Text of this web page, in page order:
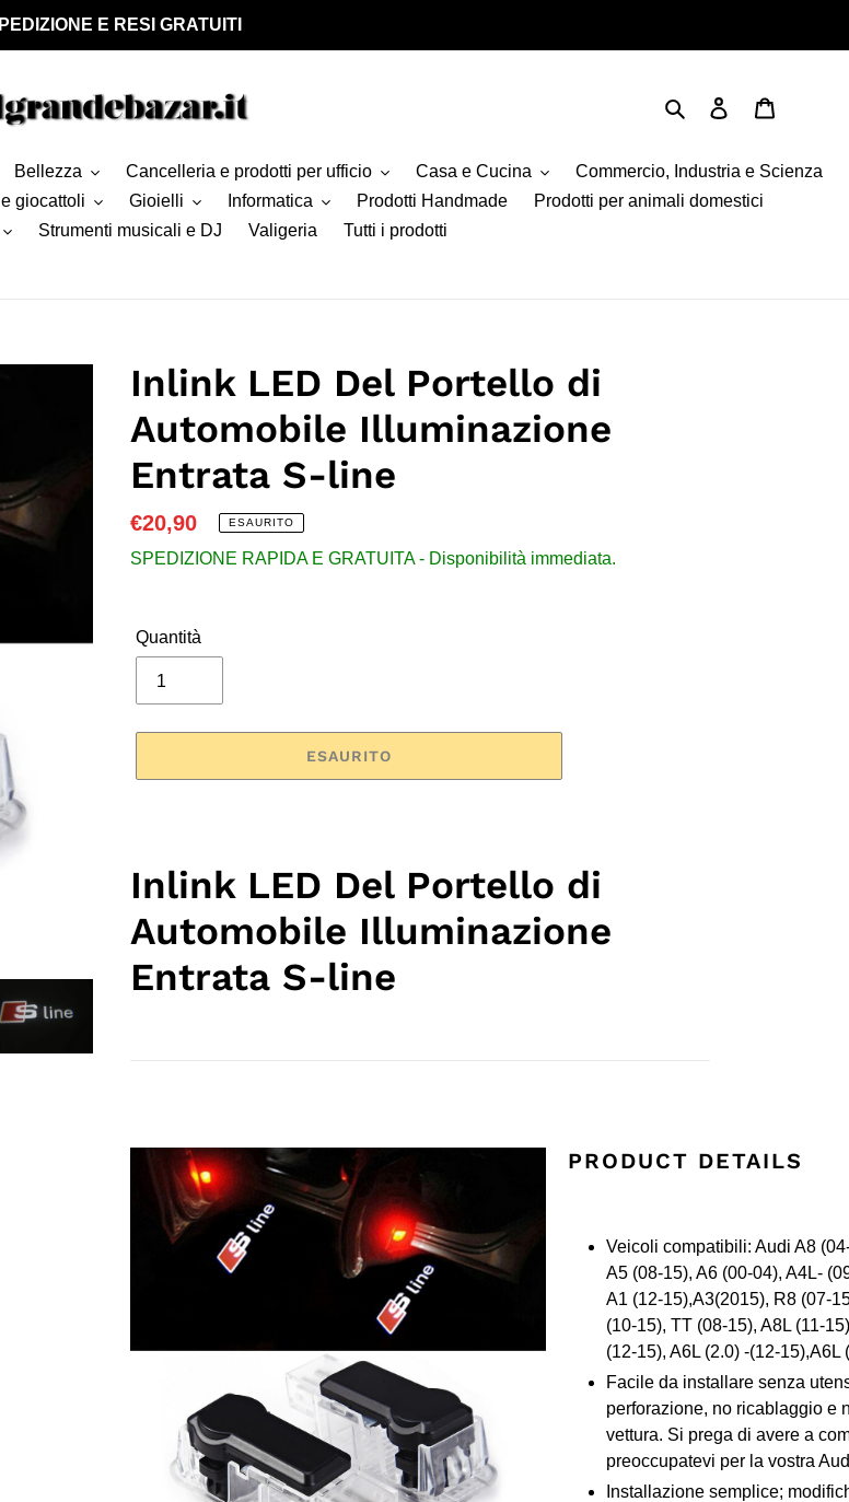
E RESI GRATUITI
Cerca Accedi
Bellezza Cancelleria e prodotti per ufficio Casa e Cucina
Commercio, Industria e Scienza
giocattoli Gioielli Informatica Prodotti Handmade
Prodotti per animali domestici
Strumenti musicali e DJ Valigeria Tutti i prodotti
Inlink LED Del Portello di
Automobile Illuminazione
Entrata S-line
Prezzo
di
€20,90 ESAURITO
SPEDIZIONE RAPIDA E GRATUITA - Disponibilità immediata.
Quantità
ESAURITO
prodotto
nel
carrello
Inlink LED Del Portello di
Automobile Illuminazione
Entrata S-line
PRODUCT DETAILS
Veicoli compatibili: Audi A8
A5 (08-15), A6 (00-04), A4L-
A1 (12-15),A3(2015), R8 (07-
(10-15), TT (08-15), A8L (11-
(12-15), A6L (2.0) -(12-15),A6L
Facile da installare senza
perforazione, no ricablaggio e
vettura. Si prega di avere a
preoccupatevi per la vostra
Installazione semplice;